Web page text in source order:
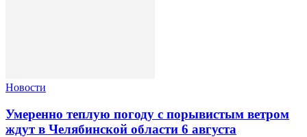
Новости
Умеренно теплую погоду с порывистым ветром
ждут в Челябинской области 6 августа